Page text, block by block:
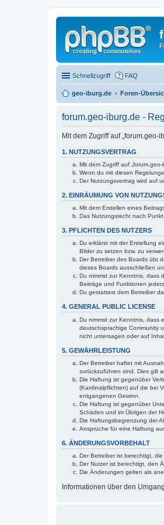
Schnellzugriff FAQ
geo-iburg.de Foren-
forum.geo-iburg.de -
Mit dem Zugriff auf
1. NUTZUNGSVERTRAG
Mit dem Zugriff auf
Wenn du mit diesen
Der Nutzungsvertrag wird auf
2. EINRÄUMUNG VON
Mit dem Erstellen eines
Das Nutzungsrecht nach
3. PFLICHTEN DES NUTZERS
Du erklärst mit der Erstellung
Bilder zu setzen bzw. zu
Der Betreiber des Boards übt
dieses Boards ausschließen
Du nimmst zur Kenntnis, dass
Beiträge und Funktionen
Du gestattest dem Betreiber
4. GENERAL PUBLIC LICENSE
Du nimmst zur Kenntnis, dass
deutschsprachige Community
nicht untersagen oder auf
5. GEWÄHRLEISTUNG
Der Betreiber haftet mit
zurückzuführen sind. Dies gilt
Die Haftung ist gegenüber
(Kardinalpflichten) auf die bei
entgangenen Gewinn.
Die Haftung ist gegenüber
Schäden und im Übrigen der
Die Haftungsbegrenzung der
Ansprüche für eine Haftung
6. ÄNDERUNGSVORBEHALT
Der Betreiber ist berechtigt,
Der Nutzer ist berechtigt, den
Die Änderungen gelten als
Informationen über den